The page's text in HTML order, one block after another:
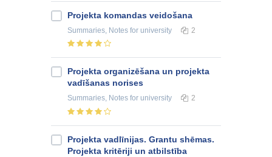
Projekta komandas veidošana
Summaries, Notes for university 2
Projekta organizēšana un projekta
vadīšanas norises
Summaries, Notes for university 2
Projekta vadlīnijas. Grantu shēmas.
Projekta kritēriji un atbilstība